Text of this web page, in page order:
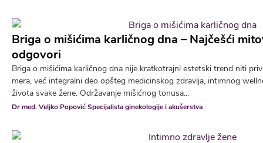
Briga o mišićima karličnog dna – Najčešći
odgovori
Briga o mišićima karličnog dna nije kratkotrajni estetski trend niti
mera, već integralni deo opšteg medicinskog zdravlja, intimnog
života svake žene. Održavanje mišićnog tonusa...
Dr med. Veljko Popović Specijalista ginekologije i akušerstva